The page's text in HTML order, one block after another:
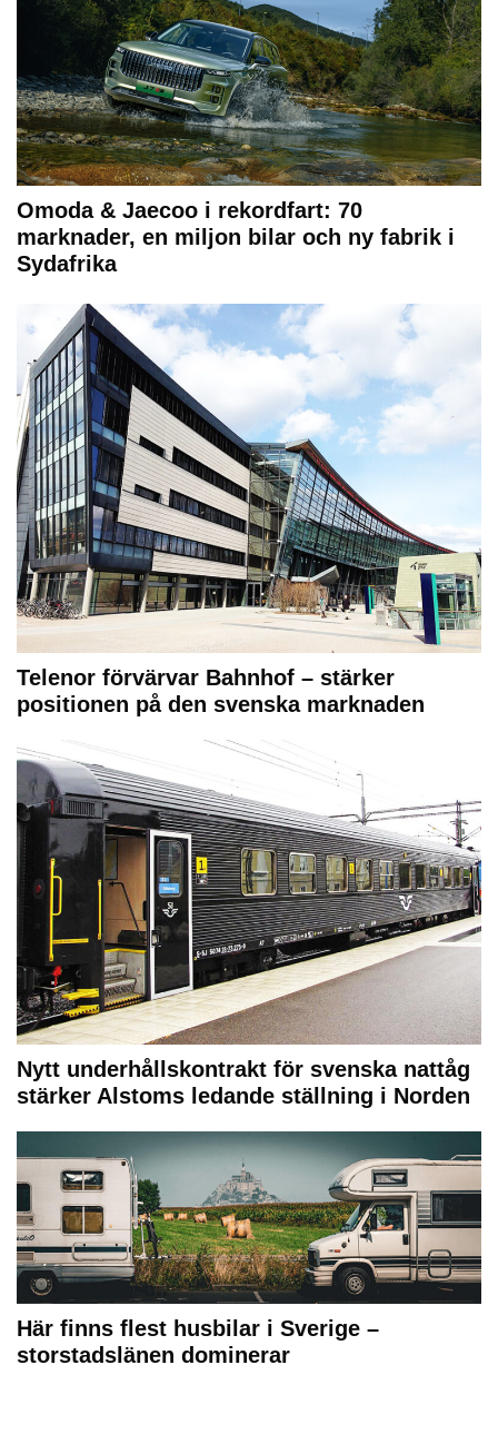
Omoda & Jaecoo i rekordfart: 70
marknader, en miljon bilar och ny fabrik i
Sydafrika
Telenor förvärvar Bahnhof – stärker
positionen på den svenska marknaden
Nytt underhållskontrakt för svenska nattåg
stärker Alstoms ledande ställning i Norden
Här finns flest husbilar i Sverige –
storstadslänen dominerar